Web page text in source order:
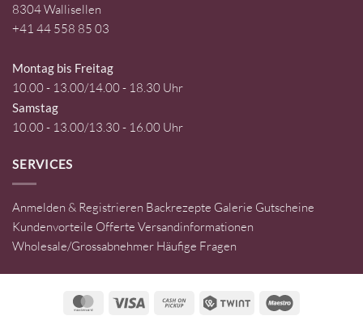
8304 Wallisellen
+41 44 558 85 03
Montag bis Freitag
10.00 - 13.00/14.00 - 18.30 Uhr
Samstag
10.00 - 13.00/13.30 - 16.00 Uhr
SERVICES
Anmelden & Registrieren Backrezepte Galerie Gutscheine
Kundenvorteile Offerte Versandinformationen
Wholesale/Grossabnehmer Häufige Fragen
MasterCardVisa
Cash
Twint